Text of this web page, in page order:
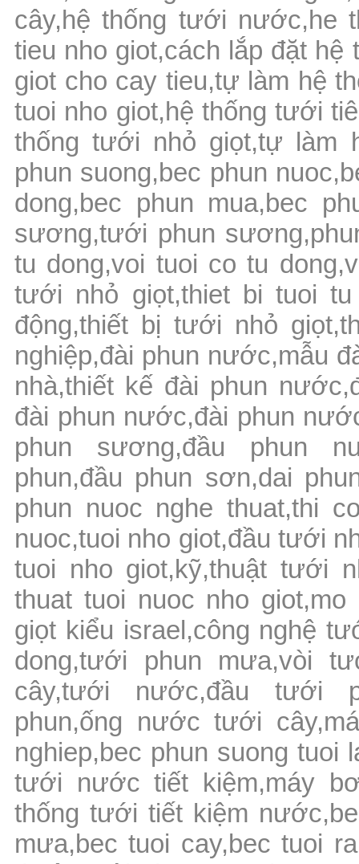
cây,hệ thống tưới nước,he
tieu nho giot,cách lắp đặt
giot cho cay tieu,tự làm hệ
tuoi nho giot,hệ thống tưới
thống tưới nhỏ giọt,tự làm
phun suong,bec phun
dong,bec phun mua,bec
sương,tưới phun
tu dong,voi tuoi co tu
tưới nhỏ giọt,thiet bi tuoi
động,thiết bị tưới nhỏ
nghiệp,đài phun nước,mẫu
nhà,thiết kế đài phun
đài phun nước,đài phun
phun sương,đầu phun
phun,đầu phun sơn,dai
phun nuoc nghe thuat,thi
nuoc,tuoi nho giot,đầu tưới
tuoi nho giot,kỹ,thuật tưới
thuat tuoi nuoc nho
giọt kiểu israel,công nghệ
dong,tưới phun mưa,vòi
cây,tưới nước,đầu tưới
phun,ống nước tưới
nghiep,bec phun suong tuoi
tưới nước tiết kiệm,máy
thống tưới tiết kiệm
mưa,bec tuoi cay,bec tuoi